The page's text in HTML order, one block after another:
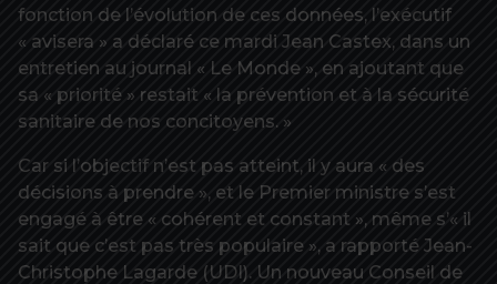
fonction de l’évolution de ces données, l’exécutif
« avisera » a déclaré ce mardi Jean Castex, dans un
entretien au journal « Le Monde », en ajoutant que
sa « priorité » restait « la prévention et à la sécurité
sanitaire de nos concitoyens. »
Car si l’objectif n’est pas atteint, il y aura « des
décisions à prendre », et le Premier ministre s’est
engagé à être « cohérent et constant », même s’« il
sait que c’est pas très populaire », a rapporté Jean-
Christophe Lagarde (UDI). Un nouveau Conseil de